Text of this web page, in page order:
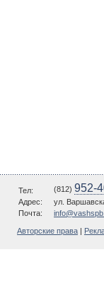
Тел: (812) 952-
Адрес:
ул.
Почта:
Авторские права